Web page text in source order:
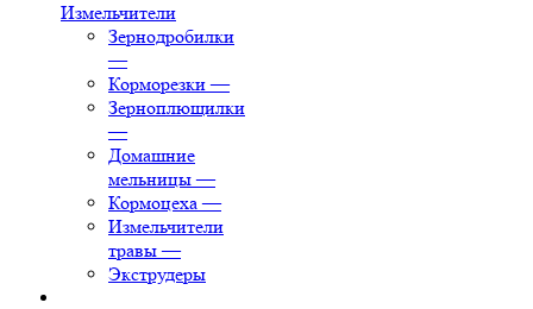
Измельчители
Зернодробилки
—
Корморезки —
Зерноплющилки
—
Домашние
мельницы —
Кормоцеха —
Измельчители
травы —
Экструдеры